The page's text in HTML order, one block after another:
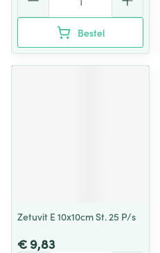
Bestel
Zetuvit E 10x10cm St. 25 P/s
€ 9,83